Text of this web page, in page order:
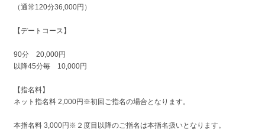
（通常120分36,000円）
【デートコース】
90分 20,000円
以降45分毎 10,000円
【指名料】
ネット指名料 2,000円※初回ご指名の場合となります。
本指名料 3,000円※２度目以降のご指名は本指名扱いとなります。